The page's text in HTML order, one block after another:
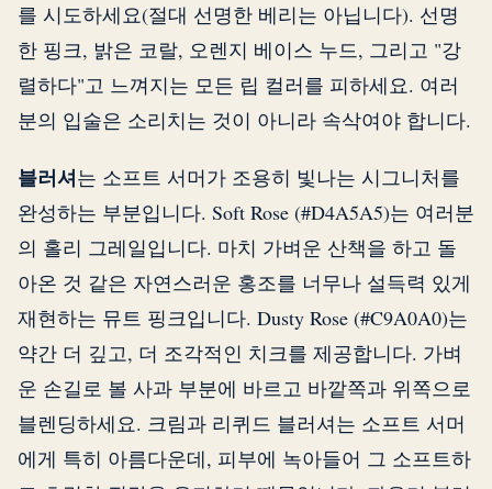
를 시도하세요(절대 선명한 베리는 아닙니다). 선명
한 핑크, 밝은 코랄, 오렌지 베이스 누드, 그리고 "강
렬하다"고 느껴지는 모든 립 컬러를 피하세요. 여러
분의 입술은 소리치는 것이 아니라 속삭여야 합니다.
블러셔는 소프트 서머가 조용히 빛나는 시그니처를
완성하는 부분입니다. Soft Rose (#D4A5A5)는 여러분
의 홀리 그레일입니다. 마치 가벼운 산책을 하고 돌
아온 것 같은 자연스러운 홍조를 너무나 설득력 있게
재현하는 뮤트 핑크입니다. Dusty Rose (#C9A0A0)는
약간 더 깊고, 더 조각적인 치크를 제공합니다. 가벼
운 손길로 볼 사과 부분에 바르고 바깥쪽과 위쪽으로
블렌딩하세요. 크림과 리퀴드 블러셔는 소프트 서머
에게 특히 아름다운데, 피부에 녹아들어 그 소프트하